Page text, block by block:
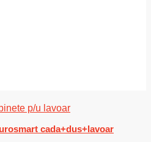
p/u lavoar
cada+dus+lavoar